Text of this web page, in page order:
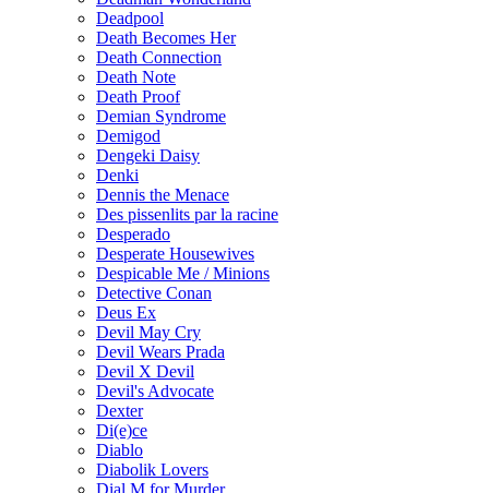
Deadpool
Death Becomes Her
Death Connection
Death Note
Death Proof
Demian Syndrome
Demigod
Dengeki Daisy
Denki
Dennis the Menace
Des pissenlits par la racine
Desperado
Desperate Housewives
Despicable Me / Minions
Detective Conan
Deus Ex
Devil May Cry
Devil Wears Prada
Devil X Devil
Devil's Advocate
Dexter
Di(e)ce
Diablo
Diabolik Lovers
Dial M for Murder